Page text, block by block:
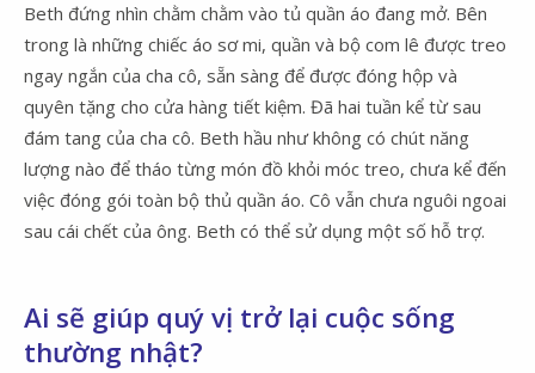
Beth đứng nhìn chằm chằm vào tủ quần áo đang mở. Bên
trong là những chiếc áo sơ mi, quần và bộ com lê được treo
ngay ngắn của cha cô, sẵn sàng để được đóng hộp và
quyên tặng cho cửa hàng tiết kiệm. Đã hai tuần kể từ sau
đám tang của cha cô. Beth hầu như không có chút năng
lượng nào để tháo từng món đồ khỏi móc treo, chưa kể đến
việc đóng gói toàn bộ thủ quần áo. Cô vẫn chưa nguôi ngoai
sau cái chết của ông. Beth có thể sử dụng một số hỗ trợ.
Ai sẽ giúp quý vị trở lại cuộc sống
thường nhật?